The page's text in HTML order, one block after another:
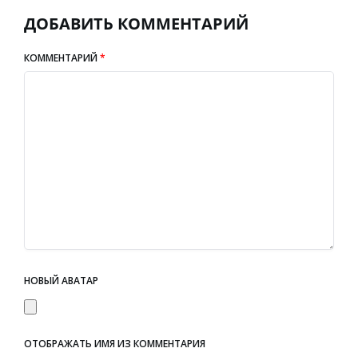
ДОБАВИТЬ КОММЕНТАРИЙ
КОММЕНТАРИЙ*
НОВЫЙ АВАТАР
ОТОБРАЖАТЬ ИМЯ ИЗ КОММЕНТАРИЯ